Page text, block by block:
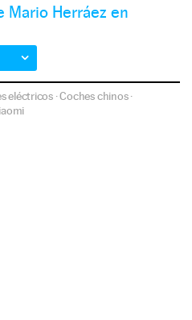
Mario Herráez en
eléctricos ·Coches chinos·